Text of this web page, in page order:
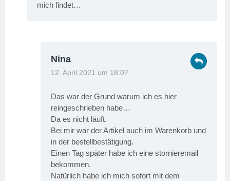
mich findet…
Nina
12. April 2021 um 18:07
Das war der Grund warum ich es hier
reingeschrieben habe…
Da es nicht läuft.
Bei mir war der Artikel auch im Warenkorb und
in der bestellbestätigung.
Einen Tag später habe ich eine stornieremail
bekommen.
Natürlich habe ich mich sofort mit dem